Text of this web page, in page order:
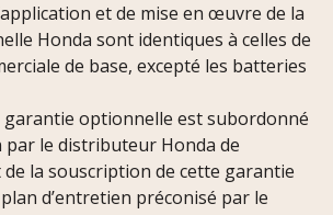
et de mise en œuvre de la
Honda sont identiques à celles de
de base, excepté les batteries
garantie optionnelle est subordonné
le distributeur Honda de
de la souscription de cette garantie
d’entretien préconisé par le